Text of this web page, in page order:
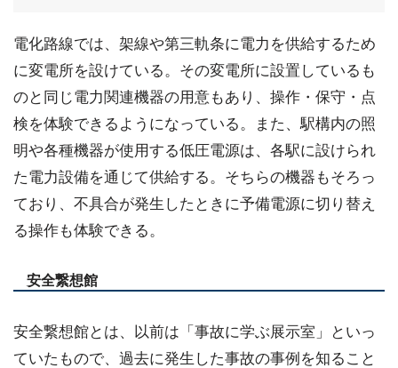
電化路線では、架線や第三軌条に電力を供給するため
に変電所を設けている。その変電所に設置しているも
のと同じ電力関連機器の用意もあり、操作・保守・点
検を体験できるようになっている。また、駅構内の照
明や各種機器が使用する低圧電源は、各駅に設けられ
た電力設備を通じて供給する。そちらの機器もそろっ
ており、不具合が発生したときに予備電源に切り替え
る操作も体験できる。
安全繋想館
安全繋想館とは、以前は「事故に学ぶ展示室」といっ
ていたもので、過去に発生した事故の事例を知ること